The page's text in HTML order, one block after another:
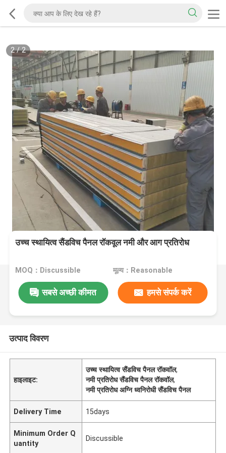
2/2
उच्च स्थायित्व सैंडविच पैनल रॉकवूल नमी और आग प्रतिरोध
MOQ：Discussible मूल्य：Reasonable
सबसे अच्छी कीमत हमसे संपर्क करें
उत्पाद विवरण
हाइलाइट:
उच्च स्थायित्व सैंडविच पैनल रॉकवॉल,
नमी प्रतिरोध सैंडविच पैनल रॉकवॉल,
नमी प्रतिरोध अग्नि ध्वनिरोधी सैंडविच पैनल
Delivery Time 15days
Minimum Order Q
uantity
Discussible